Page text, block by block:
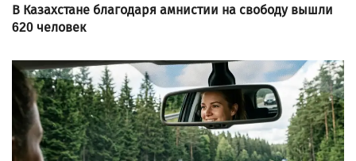
В Казахстане благодаря амнистии на свободу вышли
620 человек